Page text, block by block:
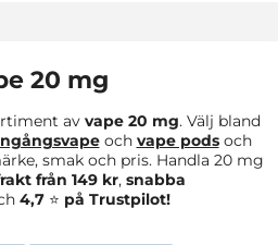
20 mg
av vape 20 mg. Välj bland
och vape podsoch
smak och pris. Handla 20 mg
från 149 kr, snabba
4,7⭐ på Trustpilot!